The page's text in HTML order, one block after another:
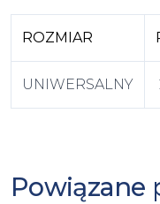
ROZMIAR
UNIWERSALNY
Powiązane